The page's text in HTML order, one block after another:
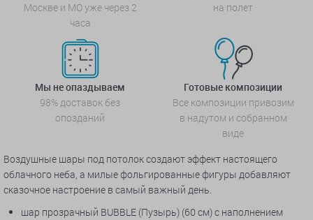
Москве и МО уже через 2
часа
на полет
Мы не опаздываем
98% доставок без
опозданий
Готовые композиции
Все композиции привозим
в надутом и собранном
виде
Воздушные шары под потолок создают эффект настоящего
облачного неба, а милые фольгированные фигуры добавляют
сказочное настроение в самый важный день.
шар прозрачный BUBBLE (Пузырь) (60 см) с наполнением